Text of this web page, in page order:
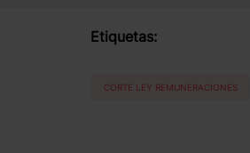
Etiquetas:
CORTE LEY REMUNERACIONES